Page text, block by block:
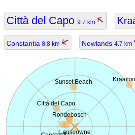
Città del Capo 9.7 km
Constantia 8.8 km Newlands 4.7 km
Lansdowne
Città del Capo
Rondebosch
Sunset Beach